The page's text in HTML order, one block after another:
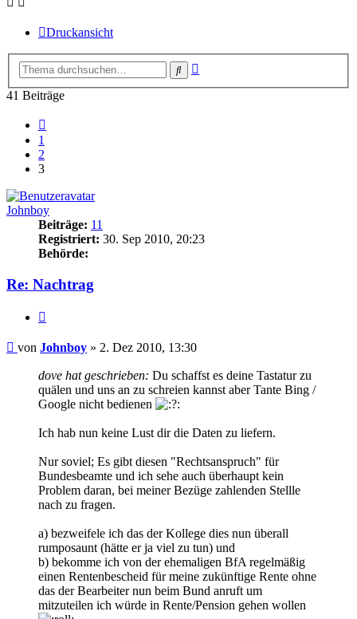
Druckansicht
Suche
41 Beiträge
1
2
3
Johnboy
Beiträge: 11
Registriert: 30. Sep 2010, 20:23
Behörde:
Re: Nachtrag
Beitrag
von Johnboy » 2. Dez 2010, 13:30
dove hat geschrieben: Du schaffst es deine Tastatur zu
quälen und uns an zu schreien kannst aber Tante Bing /
Google nicht bedienen
Ich hab nun keine Lust dir die Daten zu liefern.
Nur soviel; Es gibt diesen "Rechtsanspruch" für
Bundesbeamte und ich sehe auch überhaupt kein
Problem daran, bei meiner Bezüge zahlenden Stellle
nach zu fragen.
a) bezweifele ich das der Kollege dies nun überall
rumposaunt (hätte er ja viel zu tun) und
b) bekomme ich von der ehemaligen BfA regelmäßig
einen Rentenbescheid für meine zukünftige Rente ohne
das der Bearbeiter nun beim Bund anruft um
mitzuteilen ich würde in Rente/Pension gehen wollen